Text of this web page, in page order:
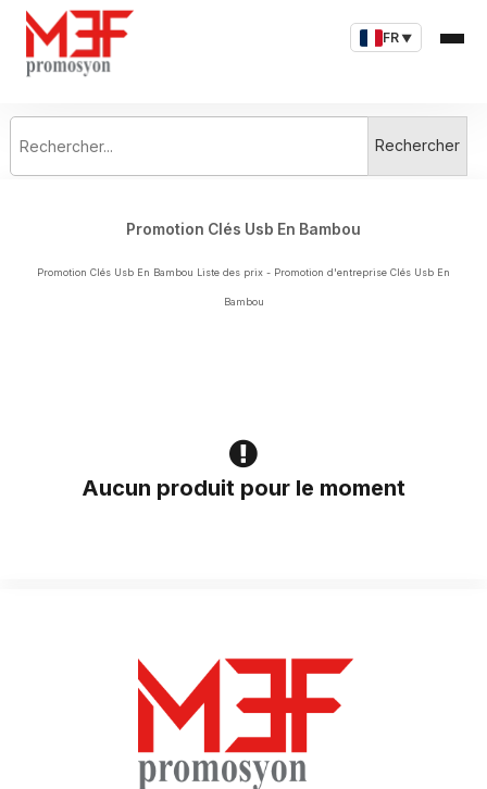
FR ▼
Rechercher...
Rechercher
Promotion Clés Usb En Bambou
Promotion Clés Usb En Bambou Liste des prix - Promotion d'entreprise Clés Usb En
Bambou
Aucun produit pour le moment